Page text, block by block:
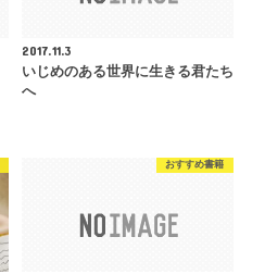
2017.11.3
いじめのある世界に生きる君たち
へ
おすすめ書籍